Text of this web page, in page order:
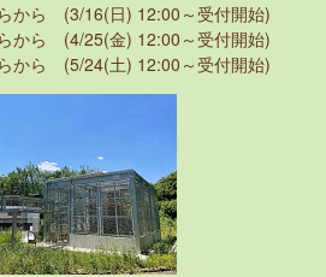
から (3/16(日) 12:00～受付開始)
から (4/25(金) 12:00～受付開始)
から (5/24(土) 12:00～受付開始)